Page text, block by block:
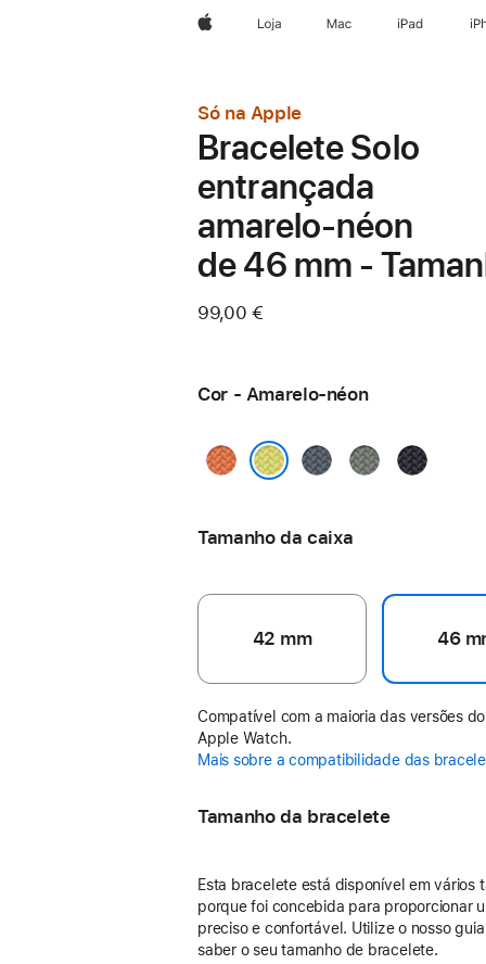
AppleLoja Mac iPad
Só na Apple
Bracelete Solo
entrançada
amarelo‑néon
de 46 mm -
99,00 €
Cor - Amarelo-néon
Curcuma
Azul-
Verde-Meia-
Tamanho da caixa
42 mm 46
Compatível com a maioria das versões do
Apple Watch.
Mais sobre a compatibilidade das
Tamanho da bracelete
Esta bracelete está disponível em vários
porque foi concebida para proporcionar
preciso e confortável. Utilize o nosso
saber o seu tamanho de bracelete.